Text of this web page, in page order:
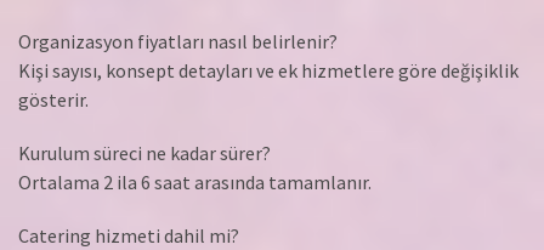
Organizasyon fiyatları nasıl belirlenir?
Kişi sayısı, konsept detayları ve ek hizmetlere göre değişiklik
gösterir.
Kurulum süreci ne kadar sürer?
Ortalama 2 ila 6 saat arasında tamamlanır.
Catering hizmeti dahil mi?